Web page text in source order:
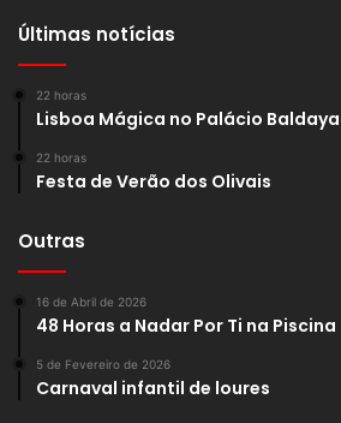
Últimas notícias
22 horas
Lisboa Mágica no Palácio Baldaya
22 horas
Festa de Verão dos Olivais
Outras
16 de Abril de 2026
48 Horas a Nadar Por Ti na
5 de Fevereiro de 2026
Carnaval infantil de loures